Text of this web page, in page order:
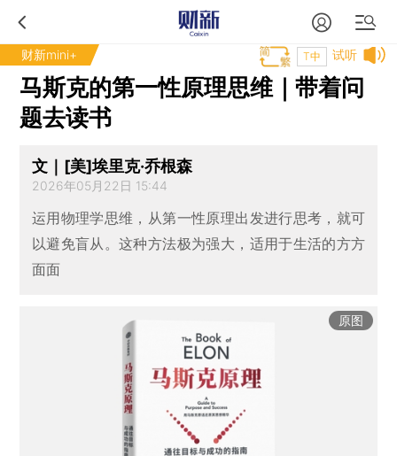
财新mini+ 试听
T中
马斯克的第一性原理思维｜带着问
题去读书
文｜[美]埃里克·乔根森
2026年05月22日 15:44
运用物理学思维，从第一性原理出发进行思考，就可
以避免盲从。这种方法极为强大，适用于生活的方方
面面
原图